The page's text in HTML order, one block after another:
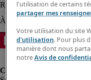
l'utilisation de certains
partager mes
Votre utilisation du site
d'utilisation. Pour plus
manière dont nous
notreAvis de